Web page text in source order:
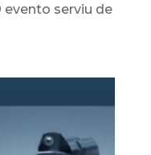
serviu de